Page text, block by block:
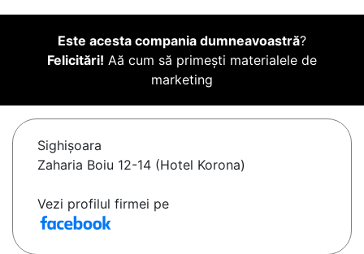
Este acesta compania dumneavoastră?
Felicitări! Aă cum să primești materialele de
marketing
Sighişoara
Zaharia Boiu 12-14 (Hotel Korona)
Vezi profilul firmei pe